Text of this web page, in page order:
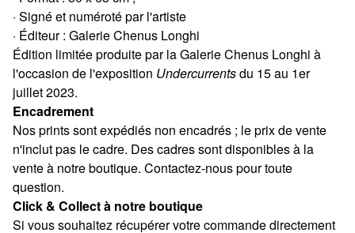
· Signé et numéroté par l'artiste
· Éditeur : Galerie Chenus Longhi
Édition limitée produite par la Galerie Chenus Longhi à
l'occasion de l'exposition Undercurrentsdu 15 au 1er
juillet 2023.
Encadrement
Nos prints sont expédiés non encadrés ; le prix de vente
n'inclut pas le cadre. Des cadres sont disponibles à la
vente à notre boutique. Contactez-nous pour toute
question.
Click & Collect à notre boutique
Si vous souhaitez récupérer votre commande directement